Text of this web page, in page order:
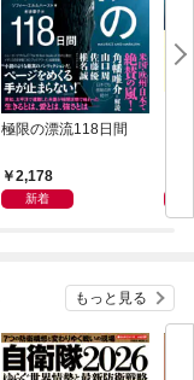
極限の漂流118日間
2,178
新着
もっと見る